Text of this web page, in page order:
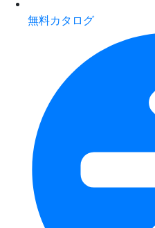
無料カタログ